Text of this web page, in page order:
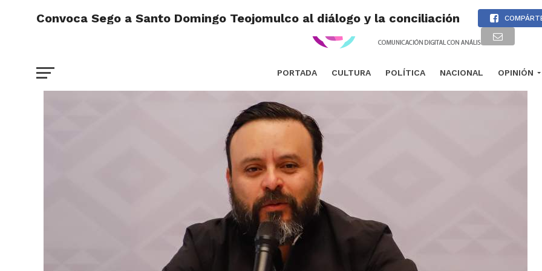
PORTADA CULTURA POLÍTICA NACIONAL OPINIÓN
Convoca Sego a Santo Domingo Teojomulco al diálogo y la conciliación